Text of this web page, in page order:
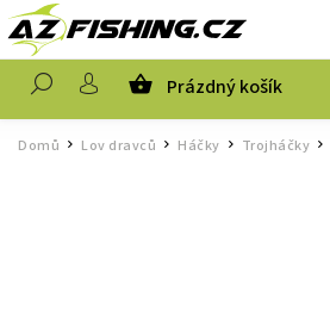
Prázdný košík
Domů / Lov dravců / Háčky Trojháčky /